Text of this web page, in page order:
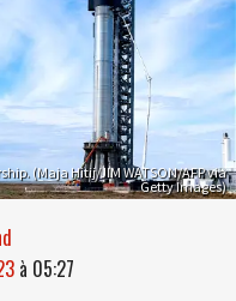
(Maja Hitij/JIM WATSON/AFP via
Getty Images)
à 05:27